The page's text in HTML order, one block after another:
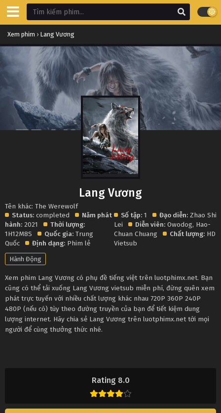
Xem phim › Lang Vương
Rating 8.0
Lang Vương
Tên khác: The Werewolf
Status: completed
Năm phát
hành: 2021
Thời lượng:
1H12M8S
Quốc gia: Trung
Quốc
Định dạng: Phim lẻ
Số tập: 1 Đạo diễn: Zhao Shi
Lei
Diễn viên: Owodog, Hao-
Chuan Chuang
Chất lượng:
Vietsub
Hành Động
Xem phim Lang Vương có phụ đề tiếng việt trên luotphimx.net. Bạn
cũng có thể tải xuống Lang Vương vietsub miễn phí, đừng quên xem
phát trực tuyến với nhiều chất lượng khác nhau 720P 360P 240P
480P (nếu có) tùy theo đường truyền của bạn để tiết kiệm dung
lượng internet. Hãy chia sẻ Lang Vương trên luotphimx.net tới mọi
người để cùng thưởng thức nhé.